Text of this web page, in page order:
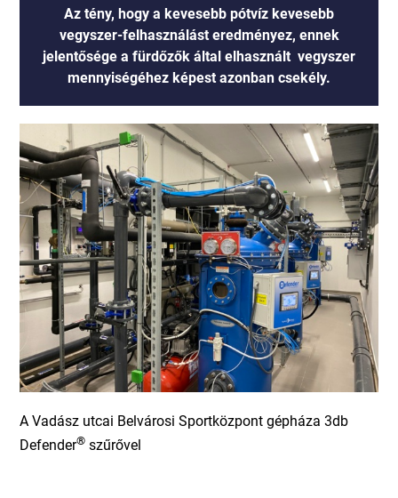
Az tény, hogy a kevesebb pótvíz kevesebb
vegyszer-felhasználást eredményez, ennek
jelentősége a fürdőzők által elhasznált vegyszer
mennyiségéhez képest azonban csekély.
A Vadász utcai Belvárosi Sportközpont gépháza 3db
Defender® szűrővel